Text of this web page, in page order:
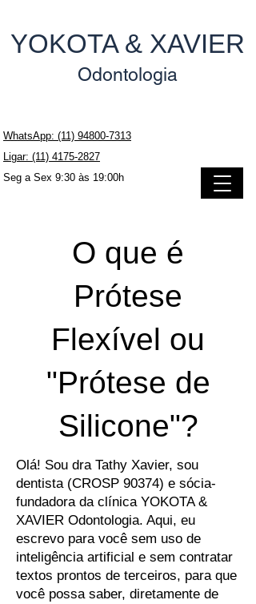
YOKOTA & XAVIER
Odontologia
WhatsApp: (11) 94800-7313
Ligar: (11) 4175-2827
Seg a Sex 9:30 às 19:00h
O que é
Prótese
Flexível ou
"Prótese de
Silicone"?
Olá! Sou dra Tathy Xavier, sou
dentista (CROSP 90374) e sócia-
fundadora da clínica YOKOTA &
XAVIER Odontologia. Aqui, eu
escrevo para você sem uso de
inteligência artificial e sem contratar
textos prontos de terceiros, para que
você possa saber, diretamente de